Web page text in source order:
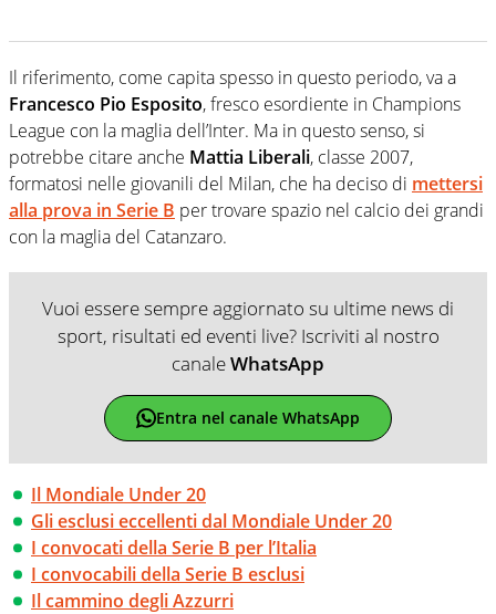
Il riferimento, come capita spesso in questo periodo, va a
Francesco Pio Esposito, fresco esordiente in Champions
League con la maglia dell’Inter. Ma in questo senso, si
potrebbe citare anche Mattia Liberali, classe 2007,
formatosi nelle giovanili del Milan, che ha deciso di mettersi
alla prova in Serie B per trovare spazio nel calcio dei grandi
con la maglia del Catanzaro.
Vuoi essere sempre aggiornato su ultime news di
sport, risultati ed eventi live? Iscriviti al nostro
canaleWhatsApp
Entra nel canale WhatsApp
Il Mondiale Under 20
Gli esclusi eccellenti dal Mondiale Under 20
I convocati della Serie B per l’Italia
I convocabili della Serie B esclusi
Il cammino degli Azzurri